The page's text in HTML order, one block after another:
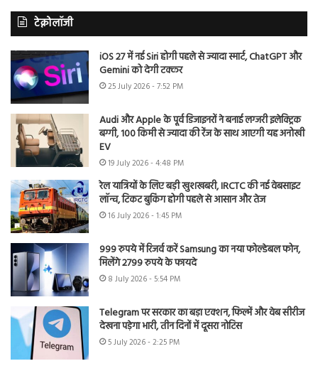
टेक्नोलॉजी
iOS 27 में नई Siri होगी पहले से ज्यादा स्मार्ट, ChatGPT और
Gemini को देगी टक्कर
25 July 2026 - 7:52 PM
Audi और Apple के पूर्व डिजाइनरों ने बनाई लग्जरी इलेक्ट्रिक
बग्गी, 100 किमी से ज्यादा की रेंज के साथ आएगी यह अनोखी
EV
19 July 2026 - 4:48 PM
रेल यात्रियों के लिए बड़ी खुशखबरी, IRCTC की नई वेबसाइट
लॉन्च, टिकट बुकिंग होगी पहले से आसान और तेज
16 July 2026 - 1:45 PM
999 रुपये में रिजर्व करें Samsung का नया फोल्डेबल फोन,
मिलेंगे 2799 रुपये के फायदे
8 July 2026 - 5:54 PM
Telegram पर सरकार का बड़ा एक्शन, फिल्में और वेब सीरीज
देखना पड़ेगा भारी, तीन दिनों में दूसरा नोटिस
5 July 2026 - 2:25 PM